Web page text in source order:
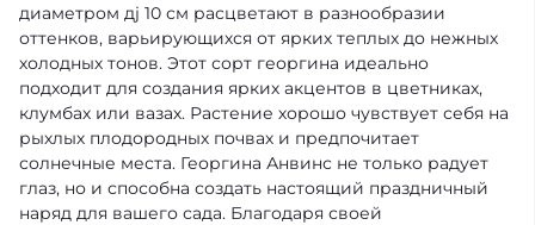
диаметром дj 10 см расцветают в разнообразии
оттенков, варьирующихся от ярких теплых до нежных
холодных тонов. Этот сорт георгина идеально
подходит для создания ярких акцентов в цветниках,
клумбах или вазах. Растение хорошо чувствует себя на
рыхлых плодородных почвах и предпочитает
солнечные места. Георгина Анвинс не только радует
глаз, но и способна создать настоящий праздничный
наряд для вашего сада. Благодаря своей